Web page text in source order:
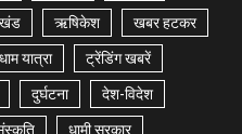
ऋषिकेश खबर हटकर
यात्रा ट्रेंडिंग खबरें
दुर्घटना देश-विदेश
धामी सरकार